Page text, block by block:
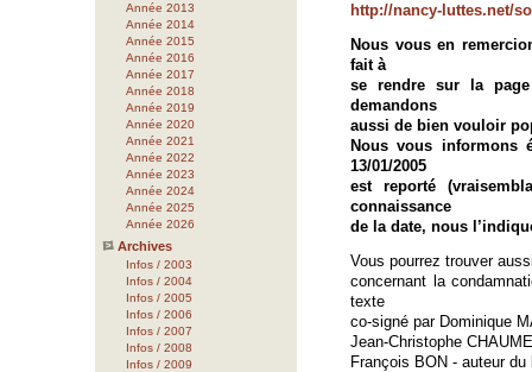
Année 2013
Année 2014
Année 2015
Année 2016
Année 2017
Année 2018
Année 2019
Année 2020
Année 2021
Année 2022
Année 2023
Année 2024
Année 2025
Année 2026
Archives
Infos / 2003
Infos / 2004
Infos / 2005
Infos / 2006
Infos / 2007
Infos / 2008
Infos / 2009
http://nancy-luttes.net/
Nous vous en
fait à
se rendre sur la
demandons
aussi de bien vouloir
Nous vous informons
13/01/2005
est reporté
connaissance
de la date, nous
Vous pourrez trouver
concernant la
texte
co-signé par Dominique
Jean-Christophe
François BON - auteur